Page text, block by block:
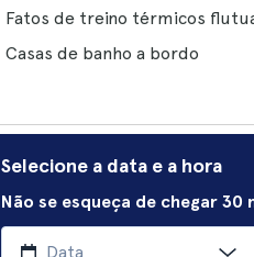
Fatos de treino térmicos
Casas de banho a bordo
Selecione a data e a hora
Não se esqueça de chegar